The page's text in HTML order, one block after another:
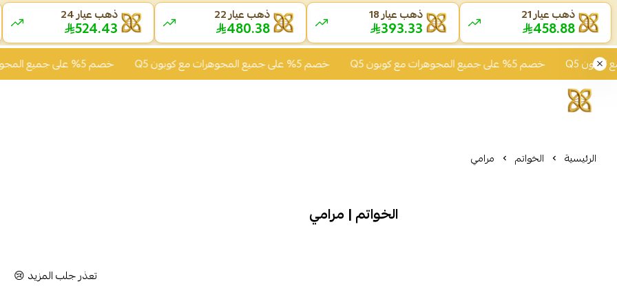
خصم 5% على جميع المجوهرات مع كوبون Q5 خصم 5% على جميع المجوهرات مع كوبون Q5 خصم 5% على جميع المجوهرات مع كوبون Q5
الرئيسية الخواتم مرامي
الخواتم | مرامي
تعذر جلب المزيد 😢
ذهب عيار 21
458.88
ذهب عيار 18
393.33
ذهب عيار 22
480.38
ذهب عيار 24
524.43